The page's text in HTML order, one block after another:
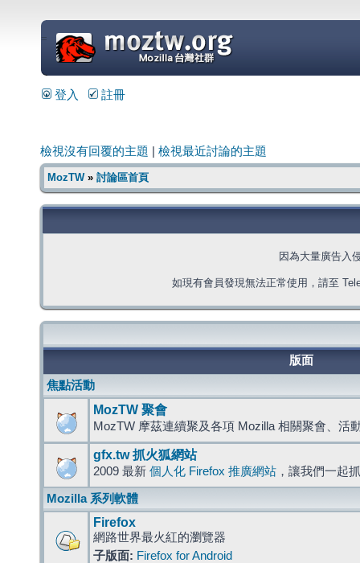
=
登入 註冊
檢視沒有回覆的主題 檢視最近討論的主題
MozTW» 討論區首頁
因為大量廣告入
如現有會員發現無法正常使用，請至
版面
焦點活動
MozTW 聚會
MozTW 摩茲連續聚及各項 Mozilla 相關聚會、活
gfx.tw 抓火狐網站
2009 最新 個人化 Firefox 推廣網站 ，讓我們一起
Mozilla 系列軟體
Firefox
網路世界最火紅的瀏覽器
子版面: Firefox for Android